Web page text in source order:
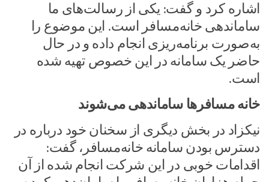
اشاره کرد و گفت: یکی از رسالت‌های ما
ساماندهی خانه‌مسافر است. این موضوع را
به‌صورت برنامه‌ریزی انجام داده و در حال
حاضر یک سامانه در این خصوص تهیه شده
است.
خانه مسافرها ساماندهی می‌شوند
نیکزاد در بخش دیگری از سخنان خود درباره در
دسترس بودن سامانه خانه‌مسافر، گفت:
اقدامات خوبی در این شرکت انجام شده از آن